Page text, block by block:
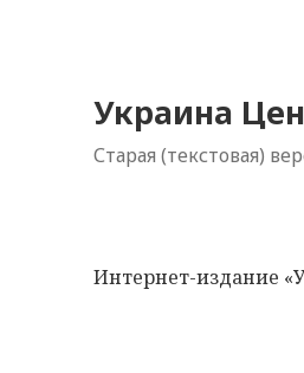
Украина
Старая (текстовая)
Интернет-издание